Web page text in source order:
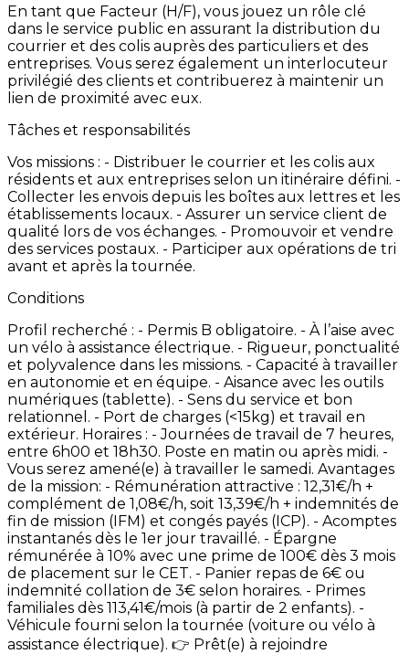
En tant que Facteur (H/F), vous jouez un rôle clé
dans le service public en assurant la distribution du
courrier et des colis auprès des particuliers et des
entreprises. Vous serez également un interlocuteur
privilégié des clients et contribuerez à maintenir un
lien de proximité avec eux.
Tâches et responsabilités
Vos missions : - Distribuer le courrier et les colis aux
résidents et aux entreprises selon un itinéraire défini. -
Collecter les envois depuis les boîtes aux lettres et les
établissements locaux. - Assurer un service client de
qualité lors de vos échanges. - Promouvoir et vendre
des services postaux. - Participer aux opérations de tri
avant et après la tournée.
Conditions
Profil recherché : - Permis B obligatoire. - À l’aise avec
un vélo à assistance électrique. - Rigueur, ponctualité
et polyvalence dans les missions. - Capacité à travailler
en autonomie et en équipe. - Aisance avec les outils
numériques (tablette). - Sens du service et bon
relationnel. - Port de charges (<15kg) et travail en
extérieur. Horaires : -Journées de travail de 7 heures,
entre 6h00 et 18h30. Poste en matin ou après midi. -
Vous serez amené(e) à travailler le samedi. Avantages
de la mission: - Rémunération attractive : 12,31€/h +
complément de 1,08€/h, soit 13,39€/h + indemnités de
fin de mission (IFM) et congés payés (ICP). - Acomptes
instantanés dès le 1er jour travaillé. - Épargne
rémunérée à 10% avec une prime de 100€ dès 3 mois
de placement sur le CET. - Panier repas de 6€ ou
indemnité collation de 3€ selon horaires. - Primes
familiales dès 113,41€/mois (à partir de 2 enfants). -
Véhicule fourni selon la tournée (voiture ou vélo à
assistance électrique). 👉 Prêt(e) à rejoindre